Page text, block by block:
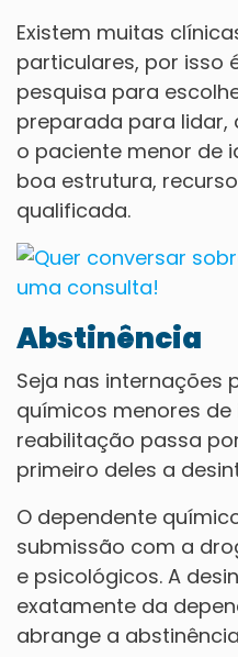
Existem muitas
particulares, por isso
pesquisa para
preparada para lidar,
o paciente menor de
boa estrutura,
qualificada.
Abstinência
Seja nas internações
químicos menores
reabilitação passa
primeiro deles a
O dependente
submissão com a
e psicológicos. A
exatamente da
abrange a